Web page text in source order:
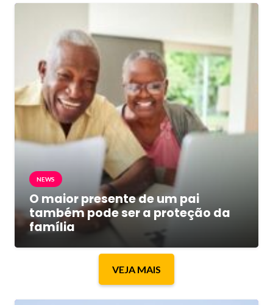
NEWS
O maior presente de um pai
também pode ser a proteção da
família
VEJA MAIS